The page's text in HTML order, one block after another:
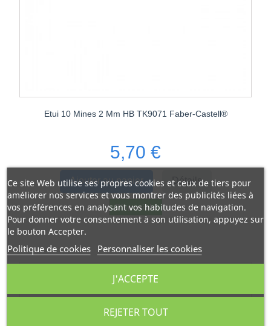
Etui 10 Mines 2 Mm HB TK9071 Faber-Castell®
5,70 €
Ajouter au panier Détails
Disponible
Ce site Web utilise ses propres cookies et ceux de tiers pour
améliorer nos services et vous montrer des publicités liées à
vos préférences en analysant vos habitudes de navigation.
Pour donner votre consentement à son utilisation, appuyez sur
le bouton Accepter.
Politique de cookies Personnaliser les cookies
REJETER TOUT
J'ACCEPTE